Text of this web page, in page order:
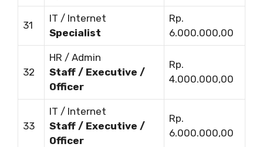
31
IT / Internet
Specialist
Rp.
6.000.000,00
32
HR / Admin
Staff / Executive /
Officer
Rp.
4.000.000,00
33
IT / Internet
Staff / Executive /
Officer
Rp.
6.000.000,00